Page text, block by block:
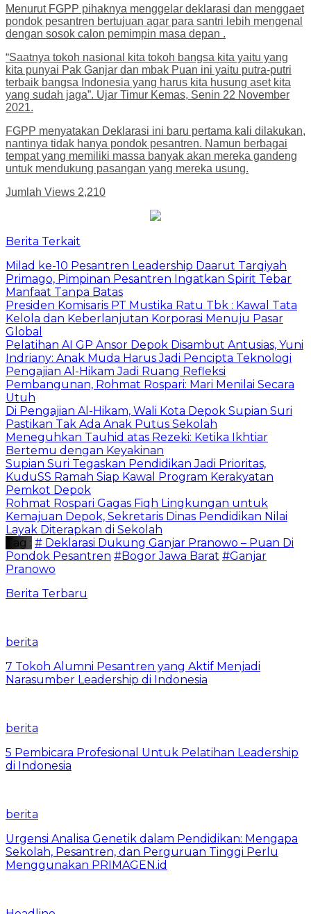
Menurut FGPP pihaknya menggelar deklarasi dan menggaet
pondok pesantren bertujuan agar para santri lebih mengenal
dengan sosok calon pemimpin masa depan .
“Saatnya tokoh nasional kita tokoh bangsa kita yaitu yang
kita punyai Pak Ganjar dan mbak Puan ini yaitu putra-putri
terbaik bangsa Indonesia yang harus kita husung aset kita
yang sudah jaga”. Ujar Timur Kemas, Senin 22 November
2021.
FGPP menyatakan Deklarasi ini baru pertama kali dilakukan,
nantinya tidak hanya pondok pesantren. Namun berbagai
tempat yang memiliki massa banyak akan mereka gandeng
untuk mendukung pasangan yang mereka usung.
Jumlah Views 2,210
Berita Terkait
Milad ke-10 Pesantren Leadership Daarut Tarqiyah
Primago, Pimpinan Pesantren Ingatkan Spirit Tebar
Manfaat Tanpa Batas
Presiden Komisaris PT Mustika Ratu Tbk : Kawal Tata
Kelola dan Keberlanjutan Korporasi Menuju Pasar
Global
Pelatihan AI GP Ansor Depok Disambut Antusias, Yuni
Indriany: Anak Muda Harus Jadi Pencipta Teknologi
Pengajian Al-Hikam Jadi Ruang Refleksi
Pembangunan, Rohmat Rospari: Mari Menilai Secara
Utuh
Di Pengajian Al-Hikam, Wali Kota Depok Supian Suri
Pastikan Tak Ada Anak Putus Sekolah
Meneguhkan Tauhid atas Rezeki: Ketika Ikhtiar
Bertemu dengan Keyakinan
Supian Suri Tegaskan Pendidikan Jadi Prioritas,
KuduSS Ramah Siap Kawal Program Kerakyatan
Pemkot Depok
Rohmat Rospari Gagas Fiqh Lingkungan untuk
Kemajuan Depok, Sekretaris Dinas Pendidikan Nilai
Layak Diterapkan di Sekolah
Tag : # Deklarasi Dukung Ganjar Pranowo – Puan Di
Pondok Pesantren #Bogor Jawa Barat #Ganjar
Pranowo
Berita Terbaru
berita
7 Tokoh Alumni Pesantren yang Aktif Menjadi
Narasumber Leadership di Indonesia
berita
5 Pembicara Profesional Untuk Pelatihan Leadership
di Indonesia
berita
Urgensi Analisa Genetik dalam Pendidikan: Mengapa
Sekolah, Pesantren, dan Perguruan Tinggi Perlu
Menggunakan PRIMAGEN.id